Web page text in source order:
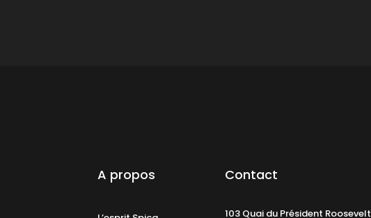
A propos Contact
103 Quai du Président Roosevelt